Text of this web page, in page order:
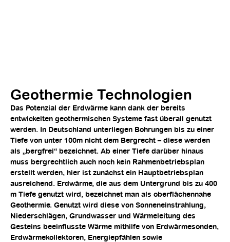
Geothermie Technologien
Das Potenzial der Erdwärme kann dank der bereits
entwickelten geothermischen Systeme fast überall genutzt
werden. In Deutschland unterliegen Bohrungen bis zu einer
Tiefe von unter 100m nicht dem Bergrecht – diese werden
als „bergfrei“ bezeichnet. Ab einer Tiefe darüber hinaus
muss bergrechtlich auch noch kein Rahmenbetriebsplan
erstellt werden, hier ist zunächst ein Hauptbetriebsplan
ausreichend. Erdwärme, die aus dem Untergrund bis zu 400
m Tiefe genutzt wird, bezeichnet man als oberflächennahe
Geothermie. Genutzt wird diese von Sonneneinstrahlung,
Niederschlägen, Grundwasser und Wärmeleitung des
Gesteins beeinflusste Wärme mithilfe von Erdwärmesonden,
Erdwärmekollektoren, Energiepfählen sowie